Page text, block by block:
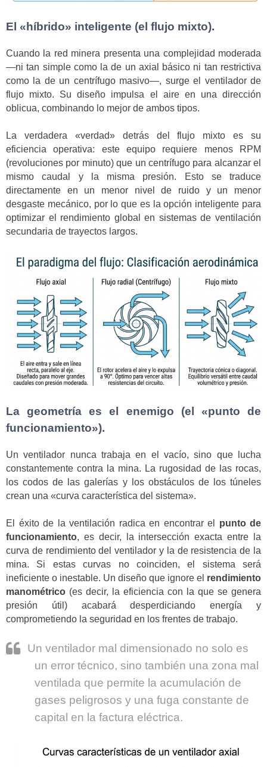
El «híbrido» inteligente (el flujo mixto).
Cuando la red minera presenta una complejidad moderada
—ni tan simple como la de un axial básico ni tan restrictiva
como la de un centrífugo masivo—, surge el ventilador de
flujo mixto. Su diseño impulsa el aire en una dirección
oblicua, combinando lo mejor de ambos tipos.
La verdadera «verdad» detrás del flujo mixto es su
eficiencia operativa: este equipo requiere menos RPM
(revoluciones por minuto) que un centrífugo para alcanzar el
mismo caudal y la misma presión. Esto se traduce
directamente en un menor nivel de ruido y un menor
desgaste mecánico, por lo que es la opción inteligente para
optimizar el rendimiento global en sistemas de ventilación
secundaria de trayectos largos.
La geometría es el enemigo (el «punto de
funcionamiento»).
Un ventilador nunca trabaja en el vacío, sino que lucha
constantemente contra la mina. La rugosidad de las rocas,
los codos de las galerías y los obstáculos de los túneles
crean una «curva característica del sistema».
El éxito de la ventilación radica en encontrar el punto de
funcionamiento, es decir, la intersección exacta entre la
curva de rendimiento del ventilador y la de resistencia de la
mina. Si estas curvas no coinciden, el sistema será
ineficiente o inestable. Un diseño que ignore el rendimiento
manométrico (es decir, la eficiencia con la que se genera
presión útil) acabará desperdiciando energía y
comprometiendo la seguridad en los frentes de trabajo.
Un ventilador mal dimensionado no solo es
un error técnico, sino también una zona mal
ventilada que permite la acumulación de
gases peligrosos y una fuga constante de
capital en la factura eléctrica.